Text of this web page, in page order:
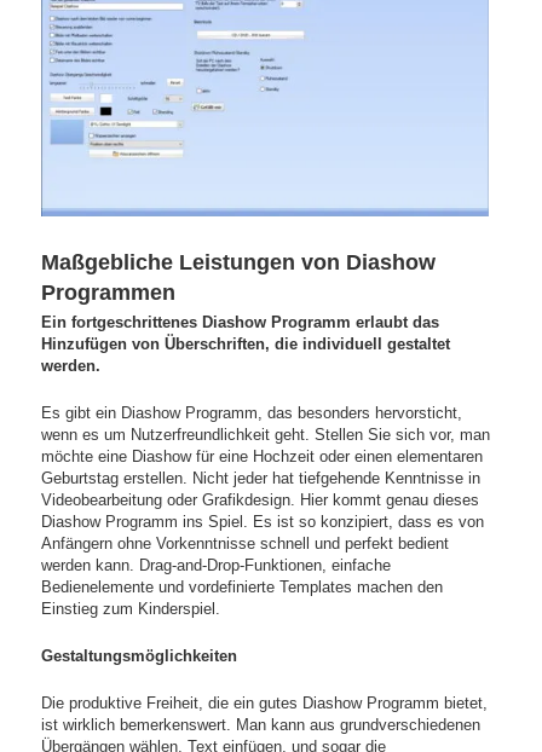
Maßgebliche Leistungen von Diashow
Programmen
Ein fortgeschrittenes Diashow Programm erlaubt das
Hinzufügen von Überschriften, die individuell gestaltet
werden.
Es gibt ein Diashow Programm, das besonders hervorsticht,
wenn es um Nutzerfreundlichkeit geht. Stellen Sie sich vor, man
möchte eine Diashow für eine Hochzeit oder einen elementaren
Geburtstag erstellen. Nicht jeder hat tiefgehende Kenntnisse in
Videobearbeitung oder Grafikdesign. Hier kommt genau dieses
Diashow Programm ins Spiel. Es ist so konzipiert, dass es von
Anfängern ohne Vorkenntnisse schnell und perfekt bedient
werden kann. Drag-and-Drop-Funktionen, einfache
Bedienelemente und vordefinierte Templates machen den
Einstieg zum Kinderspiel.
Gestaltungsmöglichkeiten
Die produktive Freiheit, die ein gutes Diashow Programm bietet,
ist wirklich bemerkenswert. Man kann aus grundverschiedenen
Übergängen wählen, Text einfügen, und sogar die